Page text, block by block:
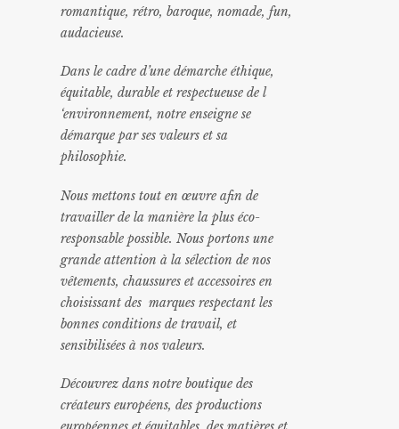
romantique, rétro, baroque, nomade, fun,
audacieuse.
Dans le cadre d’une démarche éthique,
équitable, durable et respectueuse de l
‘environnement, notre enseigne se
démarque par ses valeurs et sa
philosophie.
Nous mettons tout en œuvre afin de
travailler de la manière la plus éco-
responsable possible. Nous portons une
grande attention à la sélection de nos
vêtements, chaussures et accessoires en
choisissant des marques respectant les
bonnes conditions de travail, et
sensibilisées à nos valeurs.
Découvrez dans notre boutique des
créateurs européens, des productions